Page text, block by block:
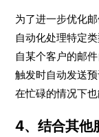
为了进一步优化
自动化处理特定
自某个客户的邮
触发时自动发送
在忙碌的情况下
4、结合其他